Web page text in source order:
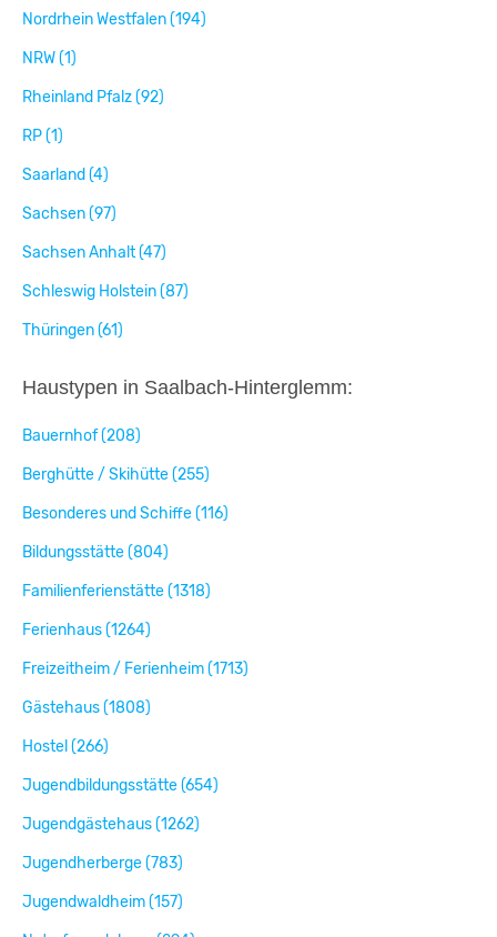
Nordrhein Westfalen (194)
NRW (1)
Rheinland Pfalz (92)
RP (1)
Saarland (4)
Sachsen (97)
Sachsen Anhalt (47)
Schleswig Holstein (87)
Thüringen (61)
Haustypen in Saalbach-Hinterglemm:
Bauernhof (208)
Berghütte / Skihütte (255)
Besonderes und Schiffe (116)
Bildungsstätte (804)
Familienferienstätte (1318)
Ferienhaus (1264)
Freizeitheim / Ferienheim (1713)
Gästehaus (1808)
Hostel (266)
Jugendbildungsstätte (654)
Jugendgästehaus (1262)
Jugendherberge (783)
Jugendwaldheim (157)